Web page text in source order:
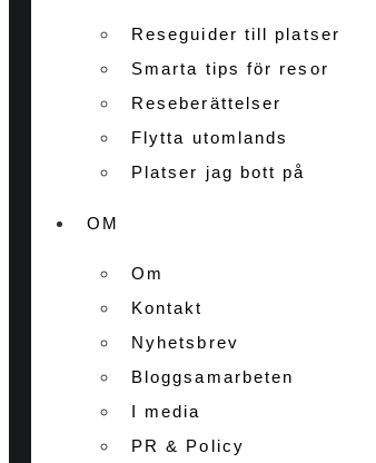
Reseguider till platser
Smarta tips för resor
Reseberättelser
Flytta utomlands
Platser jag bott på
OM
Om
Kontakt
Nyhetsbrev
Bloggsamarbeten
I media
PR & Policy